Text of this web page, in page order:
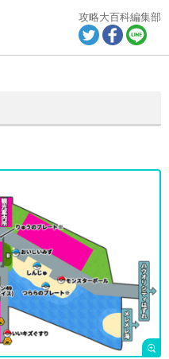
攻略大百科編集部